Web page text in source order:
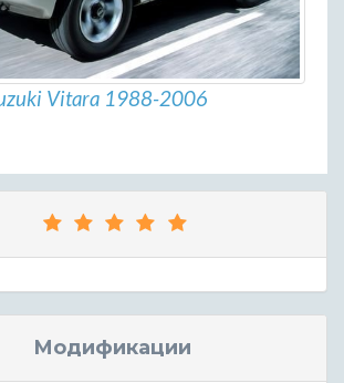
Vitara 1988-2006
Модификации